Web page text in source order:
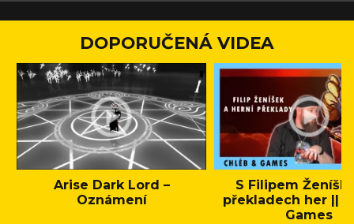
DOPORUČENÁ VIDEA
Arise Dark Lord –
Oznámení
S Filipem
překladech her ||
Games